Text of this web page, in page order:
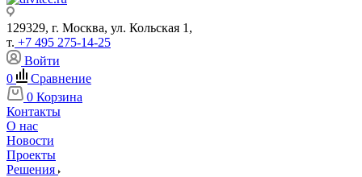
129329, г. Москва, ул. Кольская 1,
т. +7 495 275-14-25
Войти
0
Сравнение
0 Корзина
Контакты
О нас
Новости
Проекты
Решения